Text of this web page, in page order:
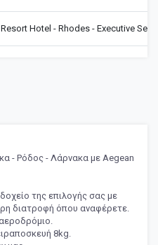
Hotel - Rhodes - Executive Sea
- Ρόδος - Λάρνακα με Aegean
της επιλογής σας με
διατροφή όπου αναφέρετε.
8kg.